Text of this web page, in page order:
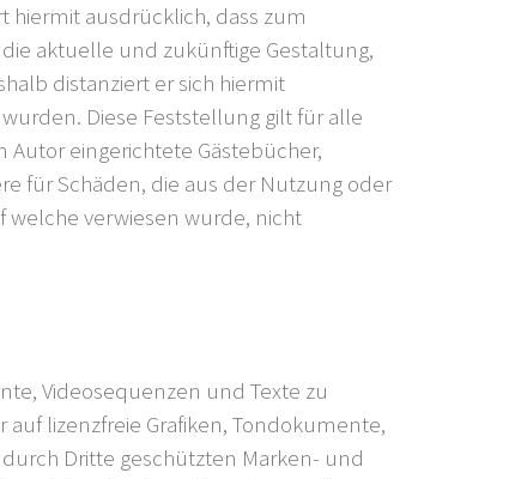
hiermit ausdrücklich, dass zum
aktuelle und zukünftige Gestaltung,
distanziert er sich hiermit
Diese Feststellung gilt für alle
eingerichtete Gästebücher,
für Schäden, die aus der Nutzung oder
verwiesen wurde, nicht
Videosequenzen und Texte zu
lizenzfreie Grafiken, Tondokumente,
Dritte geschützten Marken- und